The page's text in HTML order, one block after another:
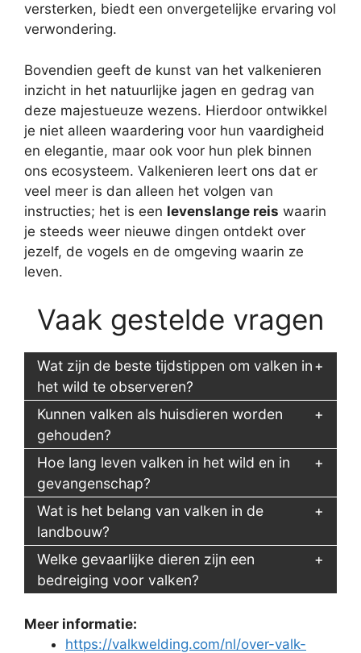
versterken, biedt een onvergetelijke ervaring vol
verwondering.
Bovendien geeft de kunst van het valkenieren
inzicht in het natuurlijke jagen en gedrag van
deze majestueuze wezens. Hierdoor ontwikkel
je niet alleen waardering voor hun vaardigheid
en elegantie, maar ook voor hun plek binnen
ons ecosysteem. Valkenieren leert ons dat er
veel meer is dan alleen het volgen van
instructies; het is een levenslange reis waarin
je steeds weer nieuwe dingen ontdekt over
jezelf, de vogels en de omgeving waarin ze
leven.
Vaak gestelde vragen
Wat zijn de beste tijdstippen om valken in
het wild te observeren?
Kunnen valken als huisdieren worden
gehouden?
Hoe lang leven valken in het wild en in
gevangenschap?
Wat is het belang van valken in de
landbouw?
Welke gevaarlijke dieren zijn een
bedreiging voor valken?
Meer informatie:
https://valkwelding.com/nl/over-valk-